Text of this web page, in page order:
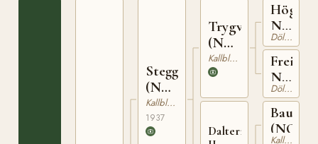
Stegg
(NO)
T-169
Kallblodig Travare
1937
Trygve
(NO)
T-66
Kallblodig Travare
Dalterna
Högnar
N
1208
Dölehäst
Freia
N
5446
Dölehäst
Baus
(NO)
Kallblodig Travare